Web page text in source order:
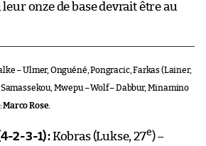
onze de base devrait être au
– Ulmer, Onguéné, Pongracic, Farkas (Lainer,
Samassekou, Mwepu – Wolf – Dabbur, Minamino
Rose.
2-3-1) :Kobras (Lukse, 27e) –